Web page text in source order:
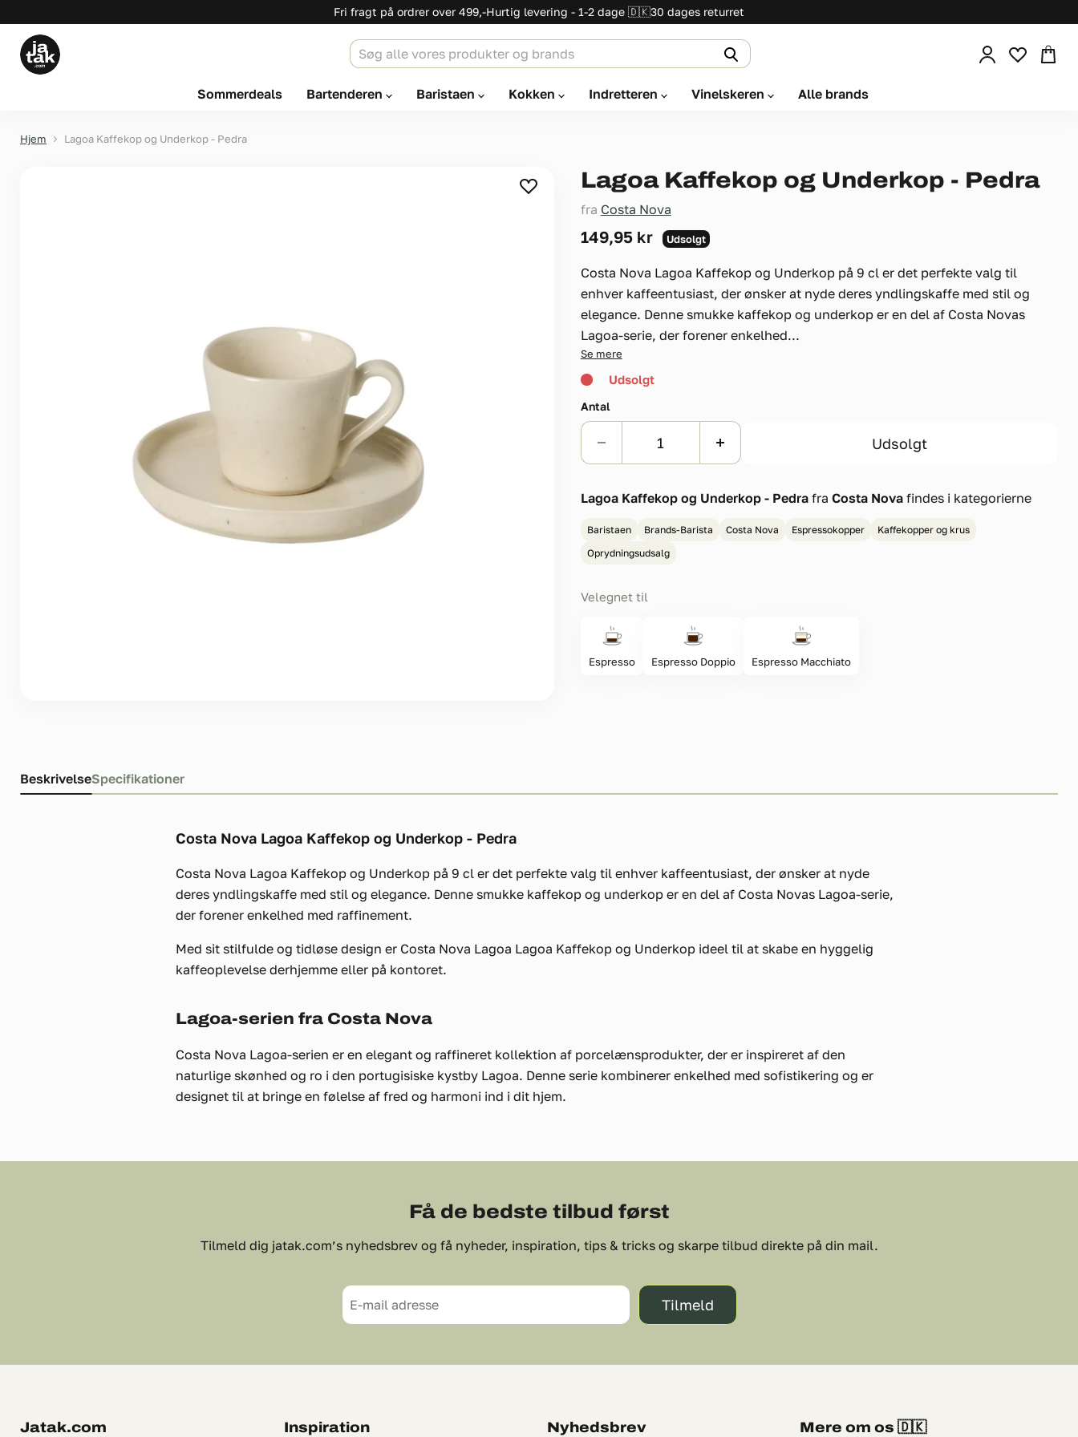
Fri fragt på ordrer over 499,-Hurtig levering - 1-2 dage 🇩🇰30 dages returret
Sommerdeals Bartenderen Baristaen Kokken Indretteren Vinelskeren Alle brands
Hjem Lagoa Kaffekop og Underkop - Pedra
Lagoa Kaffekop og Underkop - Pedra
fra Costa Nova
149,95 kr Udsolgt
Costa Nova Lagoa Kaffekop og Underkop på 9 cl er det perfekte valg til
enhver kaffeentusiast, der ønsker at nyde deres yndlingskaffe med stil og
elegance. Denne smukke kaffekop og underkop er en del af Costa Novas
Lagoa-serie, der forener enkelhed...
Se mere
Udsolgt
Antal
Udsolgt
Lagoa Kaffekop og Underkop - Pedrafra Costa Novafindes i kategorierne
Baristaen Brands-Barista Costa Nova Espressokopper
Kaffekopper og krus
Oprydningsudsalg
Velegnet til
Espresso Espresso Doppio Espresso Macchiato
BeskrivelseSpecifikationer
Costa Nova Lagoa Kaffekop og Underkop - Pedra
Costa Nova Lagoa Kaffekop og Underkop på 9 cl er det perfekte valg til enhver kaffeentusiast, der ønsker at nyde
deres yndlingskaffe med stil og elegance. Denne smukke kaffekop og underkop er en del af Costa Novas Lagoa-serie,
der forener enkelhed med raffinement.
Med sit stilfulde og tidløse design er Costa Nova Lagoa Lagoa Kaffekop og Underkop ideel til at skabe en hyggelig
kaffeoplevelse derhjemme eller på kontoret.
Lagoa-serien fra Costa Nova
Costa Nova Lagoa-serien er en elegant og raffineret kollektion af porcelænsprodukter, der er inspireret af den
naturlige skønhed og ro i den portugisiske kystby Lagoa. Denne serie kombinerer enkelhed med sofistikering og er
designet til at bringe en følelse af fred og harmoni ind i dit hjem.
Få de bedste tilbud først
Tilmeld dig jatak.com’s nyhedsbrev og få nyheder, inspiration, tips & tricks og skarpe tilbud direkte på din mail.
E-mail adresse Tilmeld
Jatak.com Inspiration Nyhedsbrev Mere om os 🇩🇰